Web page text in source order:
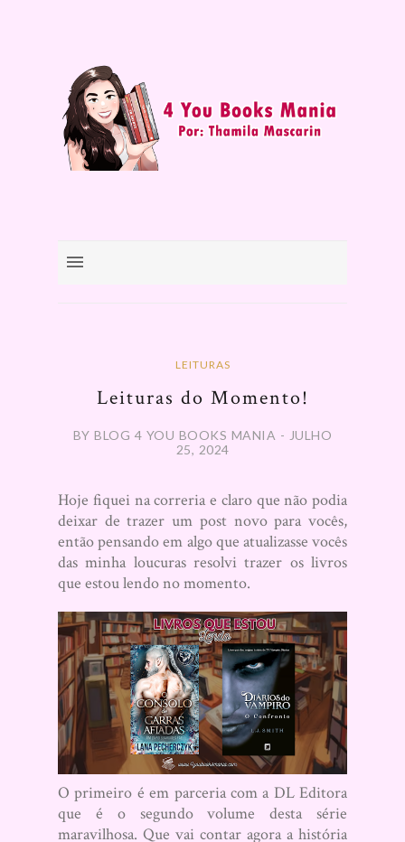
LEITURAS
Leituras do Momento!
BY BLOG 4 YOU BOOKS MANIA - JULHO
25, 2024
Hoje fiquei na correria e claro que não podia
deixar de trazer um post novo para vocês,
então pensando em algo que atualizasse vocês
das minha loucuras resolvi trazer os livros
que estou lendo no momento.
O primeiro é em parceria com a DL Editora
que é o segundo volume desta série
maravilhosa. Que vai contar agora a história